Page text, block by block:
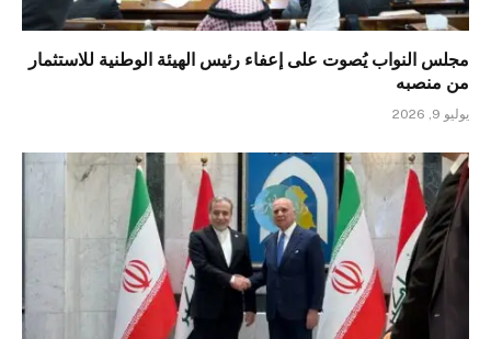
مجلس النواب يُصوت على إعفاء رئيس الهيئة الوطنية للاستثمار
من منصبه
يوليو 9, 2026